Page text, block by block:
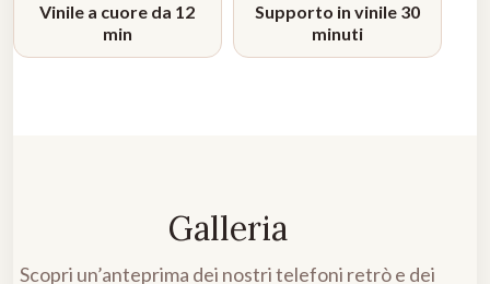
Vinile a cuore da 12
min
Supporto in vinile 30
minuti
Galleria
Scopri un’anteprima dei nostri telefoni retrò e dei